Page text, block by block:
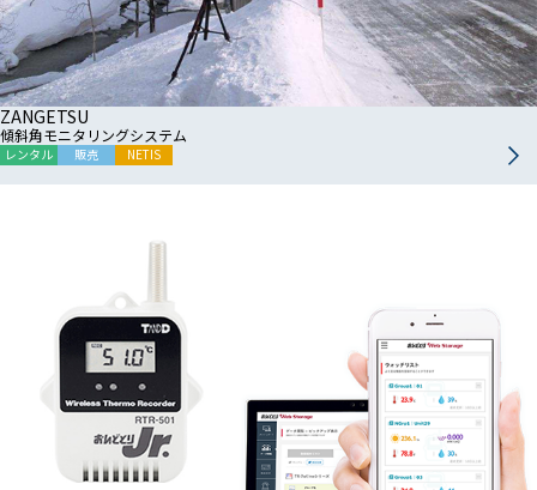
ZANGETSU
傾斜角モニタリングシステム
レンタル 販売 NETIS